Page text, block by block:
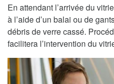
En attendant l’arrivée du
à l’aide d’un balai ou de
débris de verre cassé.
facilitera l’intervention du